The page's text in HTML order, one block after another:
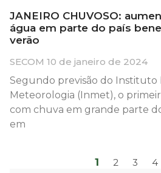
JANEIRO CHUVOSO:
água em parte do país
verão
SECOM 10 de janeiro de 2024
Segundo previsão do Instituto
Meteorologia (Inmet), o
com chuva em grande parte
em
1 2 3 4